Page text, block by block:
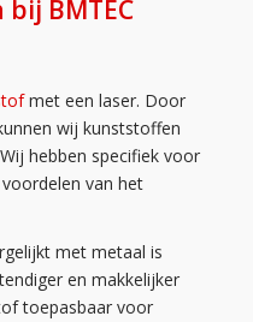
BMTEC
met een laser. Door
wij kunststoffen
hebben specifiek voor
van het
met metaal is
en makkelijker
toepasbaar voor